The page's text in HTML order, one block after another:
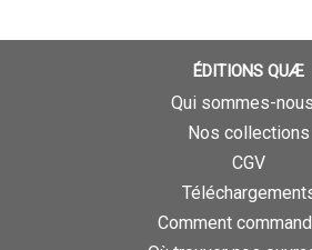
ÉDITIONS QUÆ
Qui sommes-
Nos collections
CGV
Comment